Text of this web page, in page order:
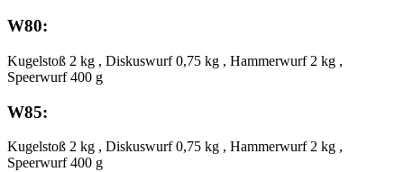
W80:
Kugelstoß 2 kg , Diskuswurf 0,75 kg , Hammerwurf 2 kg ,
Speerwurf 400 g
W85:
Kugelstoß 2 kg , Diskuswurf 0,75 kg , Hammerwurf 2 kg ,
Speerwurf 400 g